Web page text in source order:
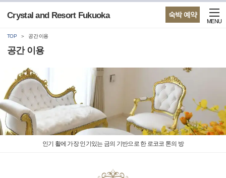
숙박 예약
Crystal and Resort Fukuoka
MENU
TOP 공간 이용
공간 이용
인기 활에 가장 인기있는 금의 기반으로 한 로코코 톤의 방